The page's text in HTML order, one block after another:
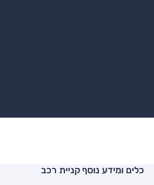
כלים ומידע נוסף קניית רכב